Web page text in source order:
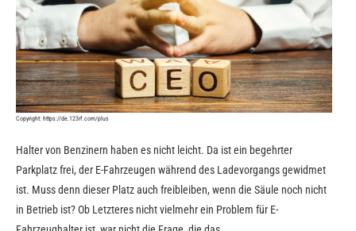
Copyright: https://de.123rf.com/plus
Halter von Benzinern haben es nicht leicht. Da ist ein begehrter
Parkplatz frei, der E-Fahrzeugen während des Ladevorgangs gewidmet
ist. Muss denn dieser Platz auch freibleiben, wenn die Säule noch nicht
in Betrieb ist? Ob Letzteres nicht vielmehr ein Problem für E-